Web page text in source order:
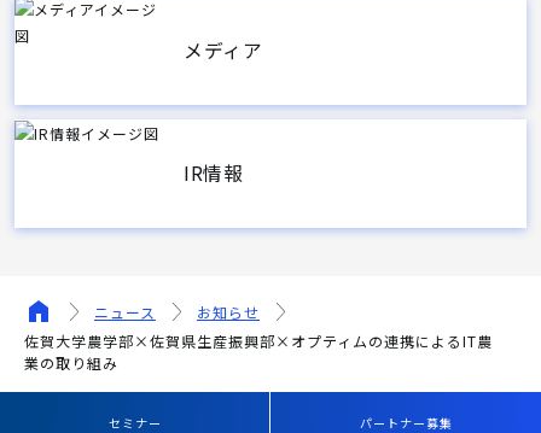
メディア
IR情報
ニュース
お知らせ
佐賀大学農学部×佐賀県生産振興部×オプティムの連携によるIT農
業の取り組み
セミナー パートナー募集